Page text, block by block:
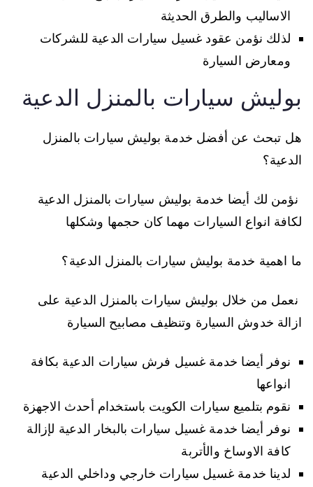
الاساليب والطرق الحديثة
لذلك نؤمن عقود غسيل سيارات الدعية للشركات
ومعارض السيارة
بوليش سيارات بالمنزل الدعية
هل تبحث عن أفضل خدمة بوليش سيارات بالمنزل
الدعية؟
نؤمن لك أيضا خدمة بوليش سيارات بالمنزل الدعية
لكافة انواع السيارات مهما كان حجمها وشكلها
ما اهمية خدمة بوليش سيارات بالمنزل الدعية؟
نعمل من خلال بوليش سيارات بالمنزل الدعية على
ازالة خدوش السيارة وتنظيف مصابيح السيارة
نوفر أيضا خدمة غسيل فرش سيارات الدعية بكافة
انواعها
نقوم بتلميع سيارات الكويت باستخدام أحدث الاجهزة
نوفر أيضا خدمة غسيل سيارات بالبخار الدعية لإزالة
كافة الاوساخ والأتربة
لدينا خدمة غسيل سيارات خارجي وداخلي الدعية